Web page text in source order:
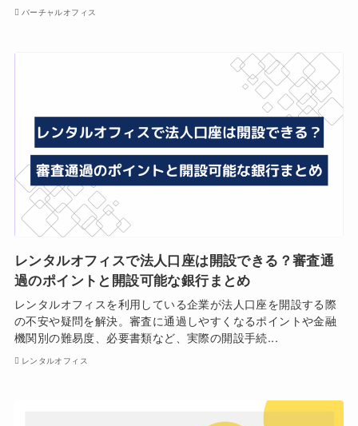
バーチャルオフィス
レンタルオフィスで法人口座は開設できる？審査通
過のポイントと開設可能な銀行まとめ
レンタルオフィスを利用している企業が法人口座を開設する際
の不安や疑問を解決。審査に通過しやすくなるポイントや金融
機関別の難易度、必要書類など、実際の開設手続...
レンタルオフィス